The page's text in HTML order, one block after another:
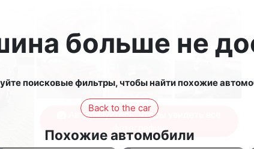
больше не
поисковые фильтры, чтобы найти похожие
Back to the car
Похожие автомобили
Авторизуйтесь, чтобы увидеть все
фотографии